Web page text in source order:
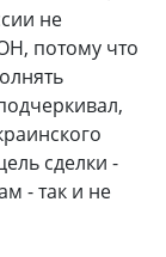
не
потому что
сделки -
- так и не